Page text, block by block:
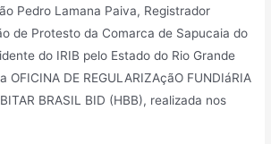
Pedro Lamana Paiva, Registrador
de Protesto da Comarca de Sapucaia do
do IRIB pelo Estado do Rio Grande
OFICINA DE REGULARIZAçãO FUNDIáRIA
BRASIL BID (HBB), realizada nos